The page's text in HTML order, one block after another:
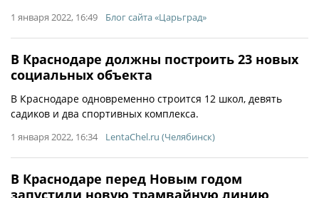
1 января 2022, 16:49 Блог сайта «Царьград»
В Краснодаре должны построить 23 новых
социальных объекта
В Краснодаре одновременно строится 12 школ, девять
садиков и два спортивных комплекса.
1 января 2022, 16:34 LentaChel.ru (Челябинск)
В Краснодаре перед Новым годом
запустили новую трамвайную линию